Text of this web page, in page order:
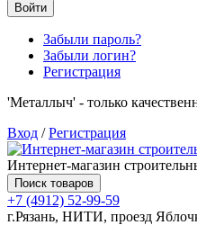
Войти
Забыли пароль?
Забыли логин?
Регистрация
'Металлыч' - только
Вход /Регистрация
Интернет-магазин
Поиск товаров
+7 (4912) 52-99-59
г.Рязань, НИТИ, проезд